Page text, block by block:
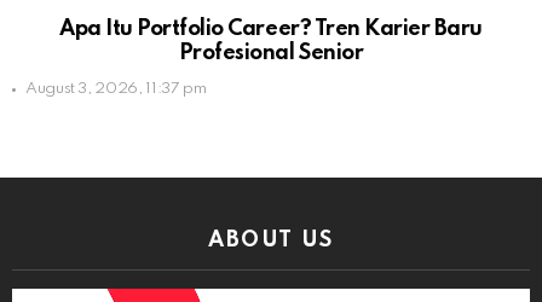
Apa Itu Portfolio Career? Tren Karier Baru
Profesional Senior
August 3, 2026, 11:37 pm
ABOUT US